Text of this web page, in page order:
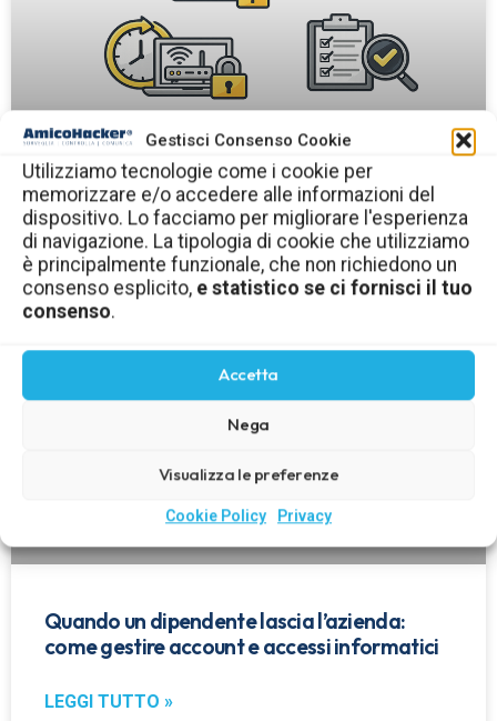
Gestisci Consenso Cookie
Utilizziamo tecnologie come i cookie per
memorizzare e/o accedere alle informazioni del
dispositivo. Lo facciamo per migliorare l'esperienza
di navigazione. La tipologia di cookie che utilizziamo
è principalmente funzionale, che non richiedono un
consenso esplicito, e statistico se ci fornisci il tuo
consenso.
Accetta
Nega
Visualizza le preferenze
Cookie Policy Privacy
Accessi dei fornitori esterni alla rete
aziendale: come gestirli in sicurezza
LEGGI TUTTO »
Quando un dipendente lascia l’azienda:
come gestire account e accessi informatici
LEGGI TUTTO »